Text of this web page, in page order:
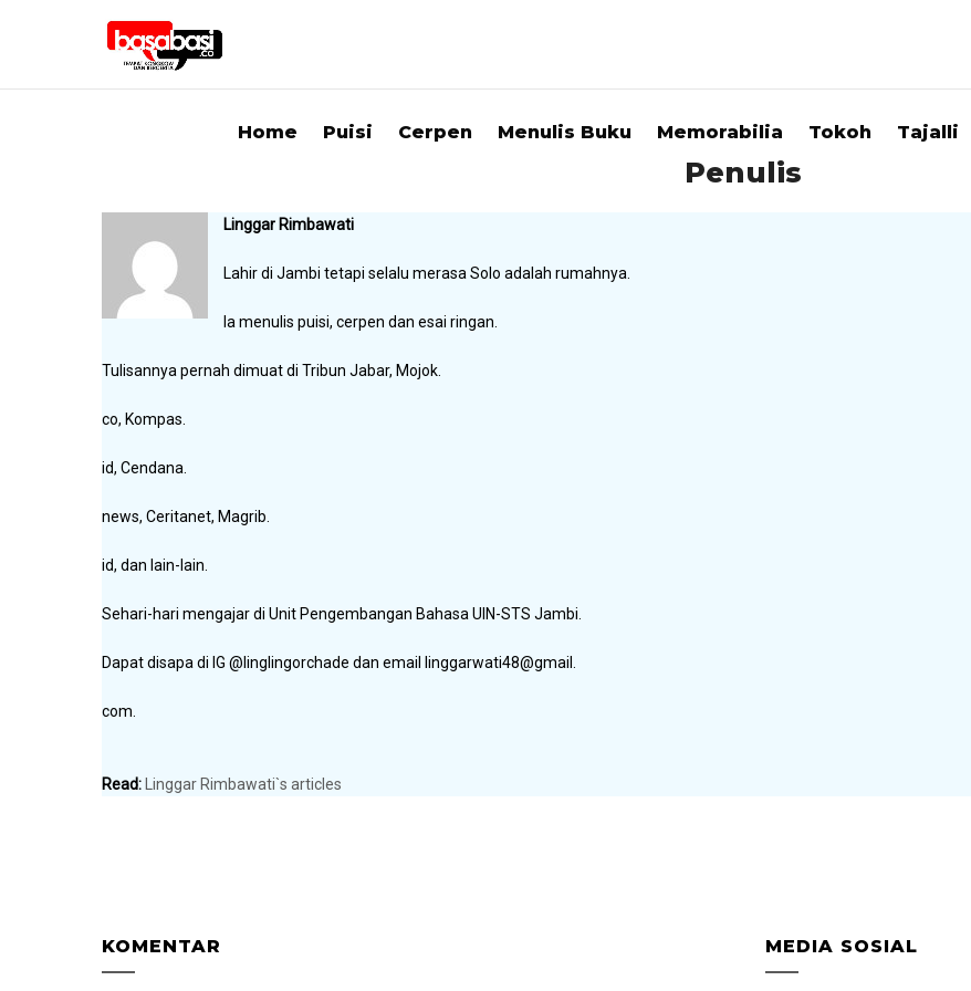
Home Puisi Cerpen Menulis Buku Memorabilia Tokoh Tajalli
Penulis
Linggar Rimbawati
Lahir di Jambi tetapi selalu merasa Solo adalah rumahnya.
Ia menulis puisi, cerpen dan esai ringan.
Tulisannya pernah dimuat di Tribun Jabar, Mojok.
co, Kompas.
id, Cendana.
news, Ceritanet, Magrib.
id, dan lain-lain.
Sehari-hari mengajar di Unit Pengembangan Bahasa UIN-STS Jambi.
Dapat disapa di IG @linglingorchade dan email linggarwati48@gmail.
com.
Read: Linggar Rimbawati`s articles
KOMENTAR MEDIA SOSIAL